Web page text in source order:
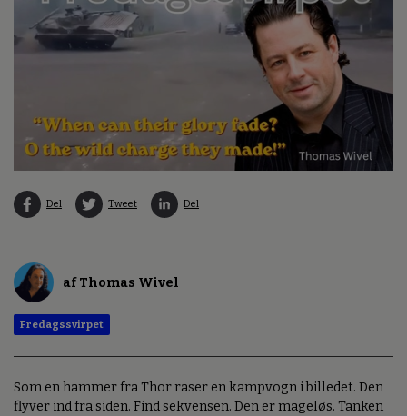
Del Tweet Del
af Thomas Wivel
Fredagssvirpet
Som en hammer fra Thor raser en kampvogn i billedet. Den
flyver ind fra siden. Find sekvensen. Den er mageløs. Tanken